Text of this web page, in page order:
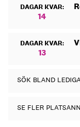
DAGAR KVAR:
14
DAGAR KVAR:
13
SÖK BLAND
SE FLER